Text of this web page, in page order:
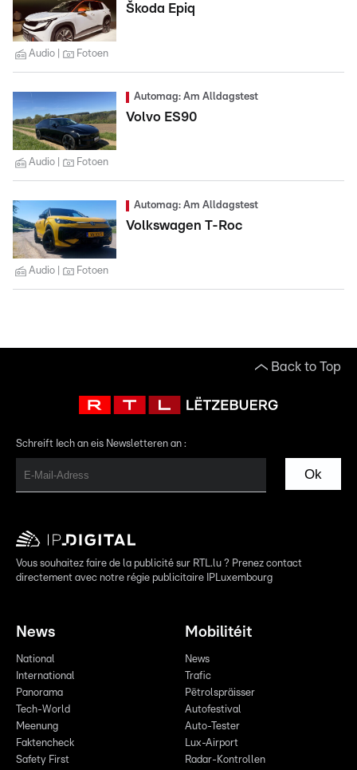
Škoda Epiq
Audio Fotoen
Automag: Am Alldagstest
Volvo ES90
Audio Fotoen
Automag: Am Alldagstest
Volkswagen T-Roc
Audio Fotoen
Back to Top
Schreift Iech an eis Newsletteren an :
Ok
Vous souhaitez faire de la publicité sur RTL.lu ? Prenez contact
directement avec notre régie publicitaire IPLuxembourg
News
National
International
Panorama
Tech-World
Meenung
Faktencheck
Safety First
Mobilitéit
News
Trafic
Pëtrolspräisser
Autofestival
Auto-Tester
Lux-Airport
Radar-Kontrollen